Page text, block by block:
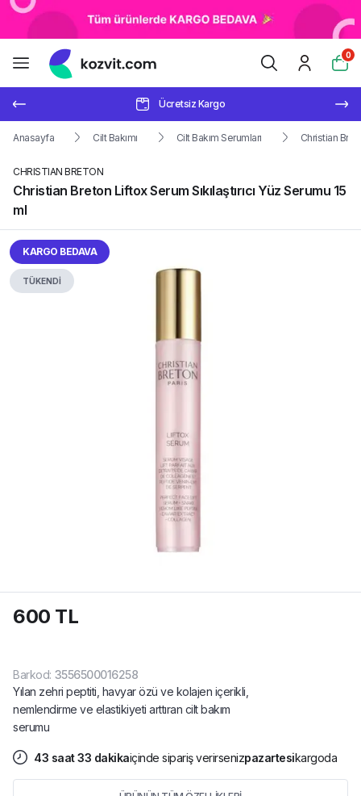
0
Ücretsiz Kargo
Anasayfa Cilt Bakımı Cilt Bakım Serumları Christian
CHRISTIAN BRETON
Christian Breton Liftox Serum Sıkılaştırıcı Yüz Serumu 15
ml
KARGO BEDAVA
TÜKENDİ
600 TL
Barkod: 3556500016258
Yılan zehri peptiti, havyar özü ve kolajen içerikli,
nemlendirme ve elastikiyeti arttıran cilt bakım
serumu
43 saat 33 dakikaiçinde sipariş verirsenizpazartesikargoda